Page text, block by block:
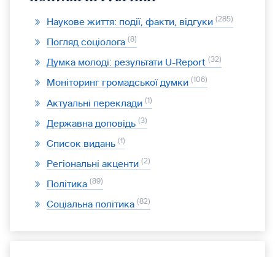
Наукове життя: події, факти, відгуки 285
Погляд соціолога 8
Думка молоді: результати U-Report 32
Моніторинг громадської думки 106
Актуальні переклади 1
Державна доповідь 3
Список видань 1
Регіональні акценти 2
Політика 89
Соціальна політика 82